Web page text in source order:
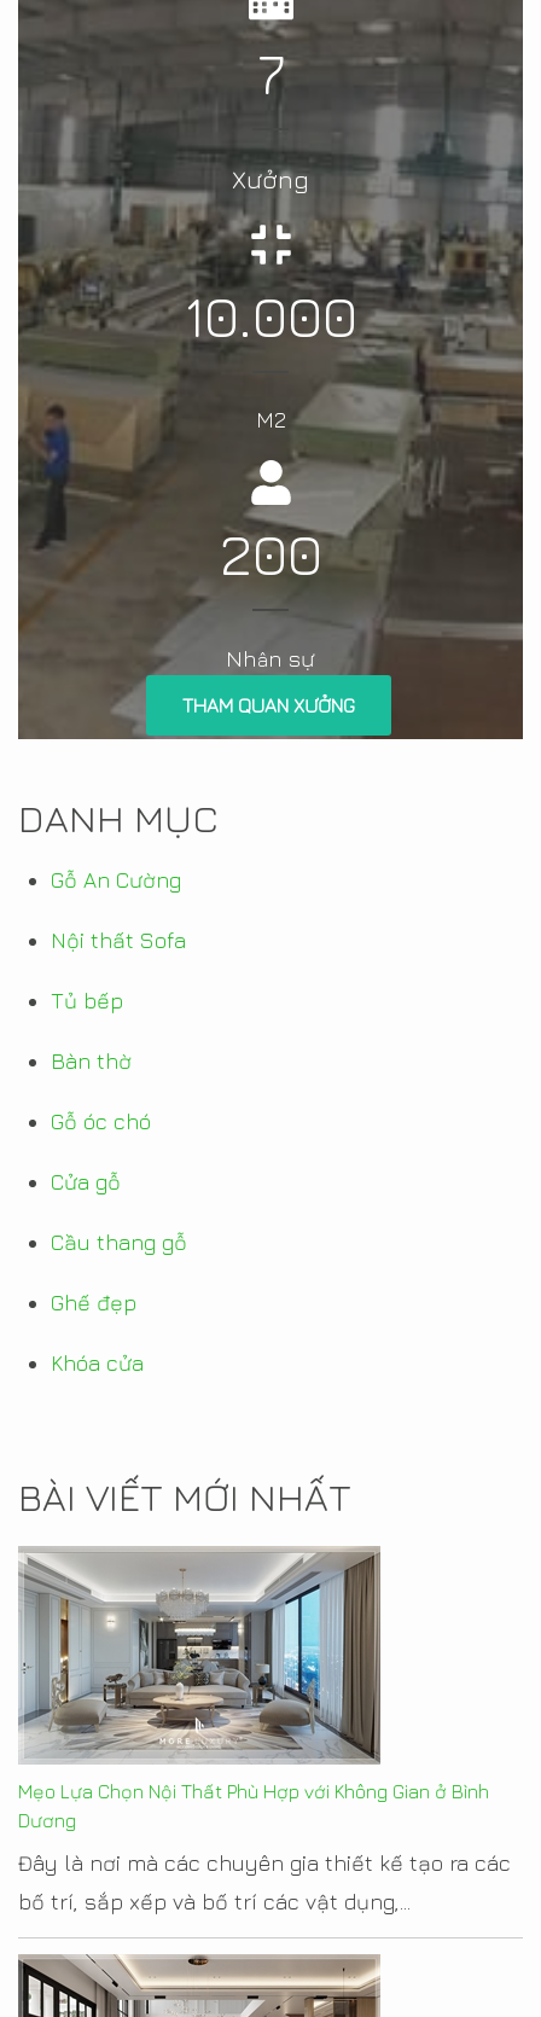
7
Xưởng
10.000
M2
200
Nhân sự
THAM QUAN XƯỞNG
DANH MỤC
Gỗ An Cường
Nội thất Sofa
Tủ bếp
Bàn thờ
Gỗ óc chó
Cửa gỗ
Cầu thang gỗ
Ghế đẹp
Khóa cửa
BÀI VIẾT MỚI NHẤT
Mẹo Lựa Chọn Nội Thất Phù Hợp với Không Gian ở Bình
Dương
Đây là nơi mà các chuyên gia thiết kế tạo ra các
bố trí, sắp xếp và bố trí các vật dụng,...